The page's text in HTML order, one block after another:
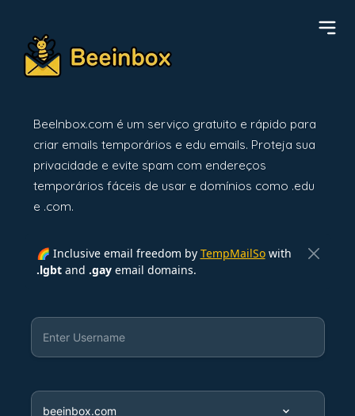
BeeInbox.com é um serviço gratuito e rápido para
criar emails temporários e edu emails. Proteja sua
privacidade e evite spam com endereços
temporários fáceis de usar e domínios como .edu
e .com.
🌈 Inclusive email freedom by TempMailSowith
.lgbtand .gayemail domains.